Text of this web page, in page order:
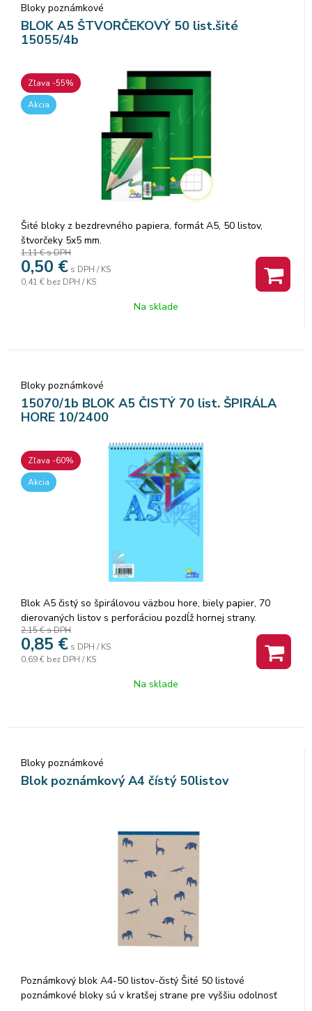
Bloky poznámkové
BLOK A5 ŠTVORČEKOVÝ 50 list.šité
15055/4b
Zľava -55%
Akcia
Šité bloky z bezdrevného papiera, formát A5, 50 listov,
štvorčeky 5x5 mm.
1,11 €s DPH
0,50 € s DPH / KS
0,41 € bez DPH / KS
Na sklade
Bloky poznámkové
15070/1b BLOK A5 ČISTÝ 70 list. ŠPIRÁLA
HORE 10/2400
Zľava -60%
Akcia
Blok A5 čistý so špirálovou väzbou hore, biely papier, 70
dierovaných listov s perforáciou pozdĺž hornej strany.
2,15 €s DPH
0,85 € s DPH / KS
0,69 € bez DPH / KS
Na sklade
Bloky poznámkové
Blok poznámkový A4 čístý 50listov
Poznámkový blok A4-50 listov-čistý Šité 50 listové
poznámkové bloky sú v kratšej strane pre vyššiu odolnosť